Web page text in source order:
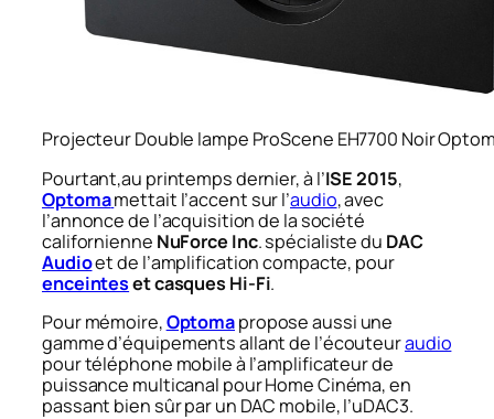
Projecteur Double lampe ProScene EH7700 Noir
Pourtant,au printemps dernier, à l’ISE 2015,
Optomamettait l’accent sur l’audio, avec
l’annonce de l’acquisition de la société
californienne NuForce Inc. spécialiste du DAC
Audioet de l’amplification compacte, pour
enceinteset casques Hi-Fi.
Pour mémoire,Optomapropose aussi une
gamme d’équipements allant de l’écouteuraudio
pour téléphone mobile à l’amplificateur de
puissance multicanal pour Home Cinéma, en
passant bien sûr par un DAC mobile, l’uDAC3.